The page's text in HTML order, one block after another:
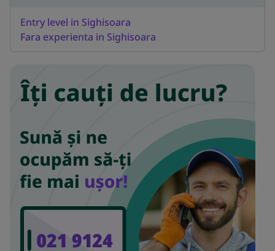
Entry level in Sighisoara
Fara experienta in Sighisoara